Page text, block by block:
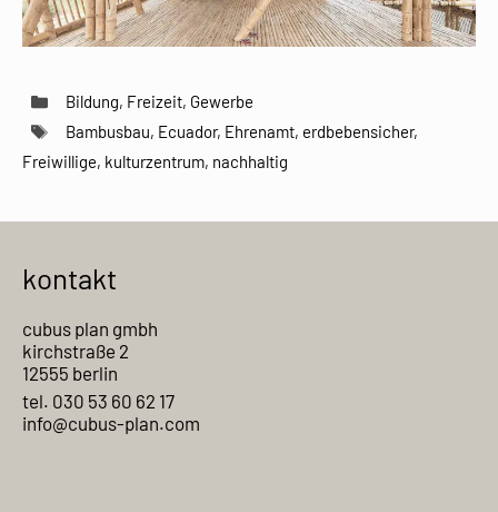
Kategorien
Bildung, Freizeit, Gewerbe
Schlagwörter
Bambusbau, Ecuador, Ehrenamt, erdbebensicher,
Freiwillige, kulturzentrum, nachhaltig
kontakt
cubus plan gmbh
kirchstraße 2
12555 berlin
tel. 030 53 60 62 17
info@cubus-plan.com